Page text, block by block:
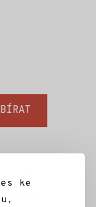
ke
Články